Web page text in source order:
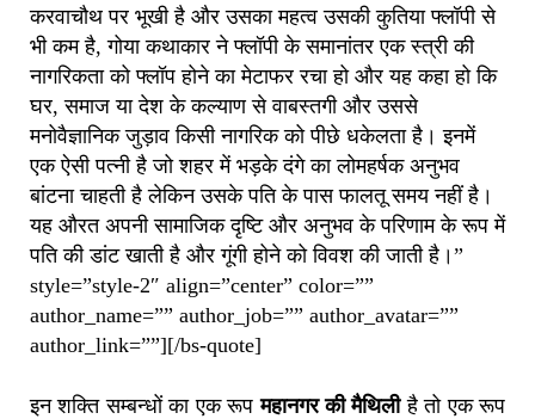
करवाचौथ पर भूखी है और उसका महत्व उसकी कुतिया फ्लॉपी से
भी कम है, गोया कथाकार ने फ्लॉपी के समानांतर एक स्त्री की
नागरिकता को फ्लॉप होने का मेटाफर रचा हो और यह कहा हो कि
घर, समाज या देश के कल्याण से वाबस्तगी और उससे
मनोवैज्ञानिक जुड़ाव किसी नागरिक को पीछे धकेलता है। इनमें
एक ऐसी पत्नी है जो शहर में भड़के दंगे का लोमहर्षक अनुभव
बांटना चाहती है लेकिन उसके पति के पास फालतू समय नहीं है।
यह औरत अपनी सामाजिक दृष्टि और अनुभव के परिणाम के रूप में
पति की डांट खाती है और गूंगी होने को विवश की जाती है।”
style=”style-2″ align=”center” color=””
author_name=”” author_job=”” author_avatar=””
author_link=””][/bs-quote]
इन शक्ति सम्बन्धों का एक रूपमहानगर की मैथिलीहै तो एक रूप